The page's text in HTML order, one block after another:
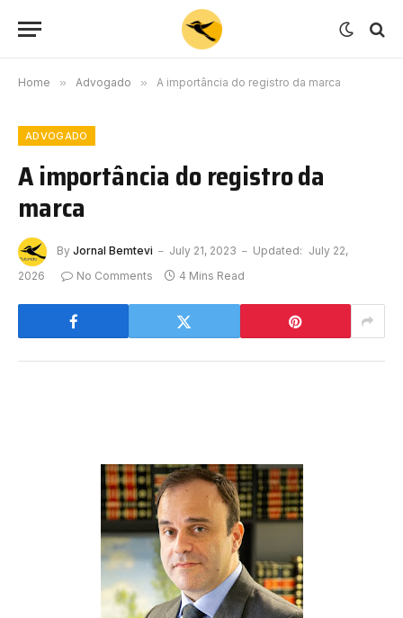
Home » Advogado » A importância do registro da marca
ADVOGADO
A importância do registro da
marca
By Jornal Bemtevi July 21, 2023 Updated: July 22,
2026
No Comments 4 Mins Read